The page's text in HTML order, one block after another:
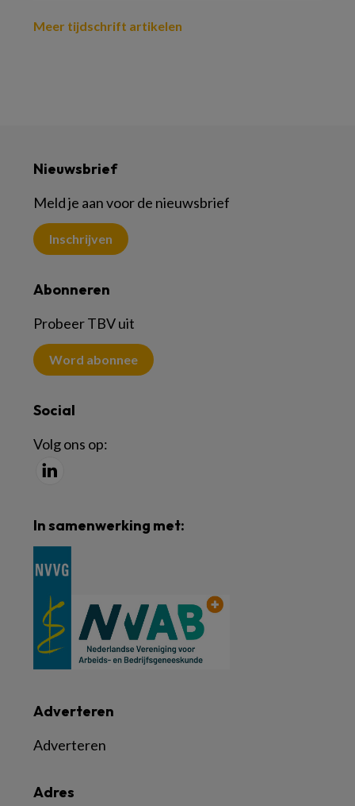
Meer tijdschrift artikelen
Nieuwsbrief
Meld je aan voor de nieuwsbrief
Inschrijven
Abonneren
Probeer TBV uit
Word abonnee
Social
Volg ons op:
Adres
Adverteren
Adverteren
In samenwerking met: